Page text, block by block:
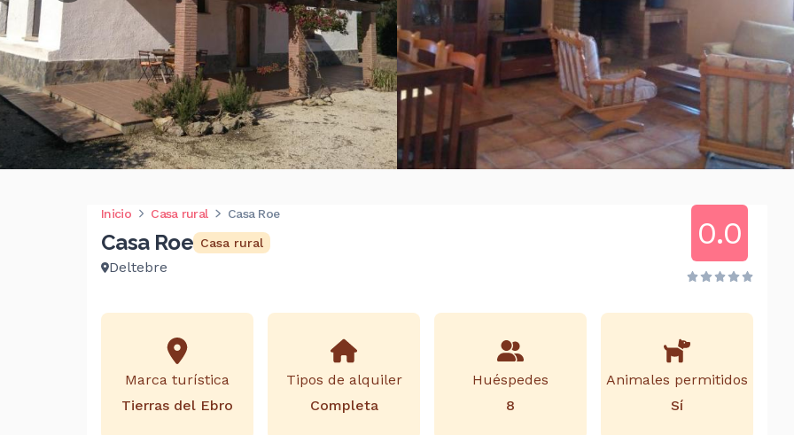
Inicio Casa rural Casa Roe
Casa Roe Casa rural
Deltebre
0.0
Marca turística
Tierras del Ebro
Tipos de alquiler
Completa
Huéspedes
8
Animales permitidos
Sí